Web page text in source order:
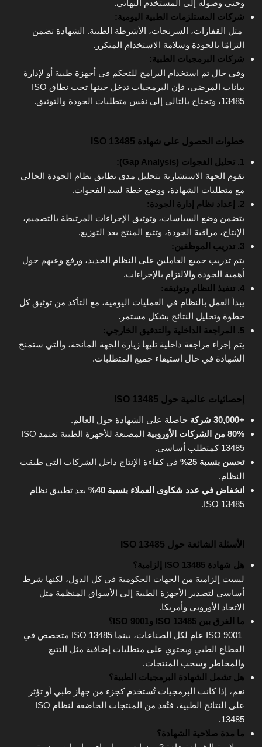
وحتى وصوله إلى المستخدم النهائي.
شركات المستلزمات الطبية اليومية:
مثل القفازات، السرنجات، الأشرطة الطبية. الشهادة تضمن
التزامًا بالجودة وسلامة الاستخدام المتكرر.
شركات البرمجيات الطبية:
وفي حال تم استخدام البرامج للتحكم في أجهزة طبية أو لإدارة
بيانات المرضى، فإن البرمجيات تدخل حينها تحت نطاق ISO
13485، وتحتاج بالتالي إلى نفس متطلبات الجودة والتوثيق.
خطوات الحصول على شهادة ISO 13485
1. تحليل الفجوات (Gap Analysis):
تقوم الجهة الاستشارية بتحليل مدى تطابق نظام الجودة الحالي
مع متطلبات الشهادة، ووضع خطة لسد الفجوات.
2. إعداد نظام إدارة الجودة:
يتضمن وضع السياسات، وتوثيق الإجراءات المرتبطة بالتصميم،
الإنتاج، مراقبة الجودة، وتتبع المنتج بعد التوزيع.
3. تدريب الموظفين:
يتم تدريب جميع العاملين على النظام الجديد، ورفع وعيهم حول
أهمية الجودة والالتزام بالإجراءات.
4. تنفيذ النظام وتوثيقه:
يبدأ العمل بالنظام في العمليات اليومية، مع التأكد من توثيق كل
خطوة وتحليل النتائج بشكل مستمر.
5. المراجعة الداخلية والتدقيق الخارجي:
يتم إجراء مراجعة داخلية تليها زيارة الجهة المانحة، والتي ستمنح
الشهادة في حال استيفاء جميع المتطلبات.
إحصائيات عالمية حول ISO 13485
+30,000 شركة
حاصلة على الشهادة حول العالم.
80% من الشركات الأوروبية
المصنعة للأجهزة الطبية تعتمد ISO
13485 كمتطلب أساسي.
تحسن بنسبة 25%
في كفاءة الإنتاج داخل الشركات التي طبقت
النظام.
انخفاض في عدد شكاوى العملاء بنسبة 40%
بعد تطبيق نظام
ISO 13485.
الأسئلة الشائعة حول ISO 13485
هل شهادة ISO 13485 إلزامية؟
ليست إلزامية من الجهات الحكومية في كل الدول، لكنها شرط
أساسي لتصدير الأجهزة الطبية إلى الأسواق المنظمة مثل
الاتحاد الأوروبي وأمريكا.
ما الفرق بين ISO 13485 وISO 9001؟
ISO 9001 عام لكل الصناعات، بينما ISO 13485 متخصص في
القطاع الطبي ويحتوي على متطلبات إضافية مثل التتبع
والمخاطر وسحب المنتجات.
هل تشمل الشهادة البرمجيات الطبية؟
نعم، إذا كانت البرمجيات تُستخدم كجزء من جهاز طبي أو تؤثر
على النتائج الطبية، فتُعد من المنتجات الخاضعة لنظام ISO
13485.
ما مدة صلاحية الشهادة؟